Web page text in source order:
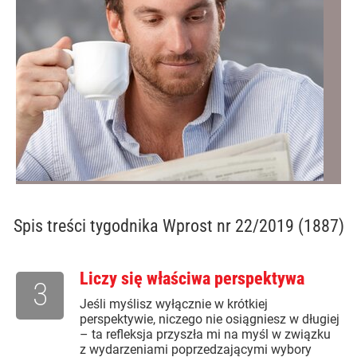
Spis treści tygodnika Wprost nr 22/2019 (1887)
Liczy się właściwa perspektywa
Jeśli myślisz wyłącznie w krótkiej
perspektywie, niczego nie osiągniesz w długiej
– ta refleksja przyszła mi na myśl w związku
z wydarzeniami poprzedzającymi wybory
3